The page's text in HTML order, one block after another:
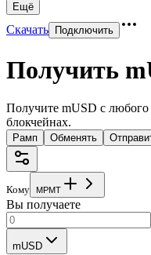
Ещё
Скачать Подключить
Получить
Получите mUSD с любого
блокчейнах.
Рамп Обменять
Кому MPMT
Вы получаете
mUSD